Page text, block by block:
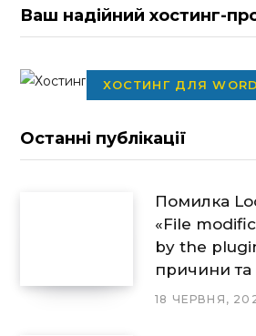
Ваш надійний хостинг-
ХОСТИНГ ДЛЯ
Останні публікації
Помилка
«File
by the
причини
18 ЧЕРВНЯ,